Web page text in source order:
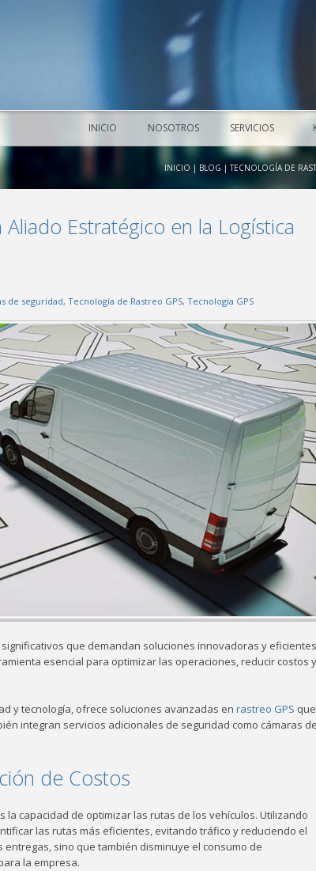
INICIO NOSOTROS SERVICIOS
INICIO | BLOG | TECNOLOGÍA DE
Estratégico en la Logística
de seguridad, Tecnología de Rastreo GPS, Tecnología GPS
que demandan soluciones innovadoras y
esencial para optimizar las operaciones, reducir costos y
y tecnología, ofrece soluciones avanzadas en rastreo GPS que
integran servicios adicionales de seguridad como cámaras de
de Costos
capacidad de optimizar las rutas de los vehículos. Utilizando
las rutas más eficientes, evitando tráfico y reduciendo el
sino que también disminuye el consumo de
la empresa.